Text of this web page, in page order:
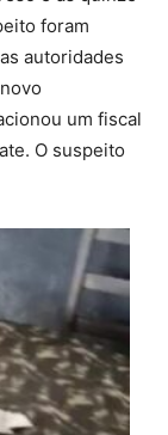
foram
autoridades
um fiscal
O suspeito